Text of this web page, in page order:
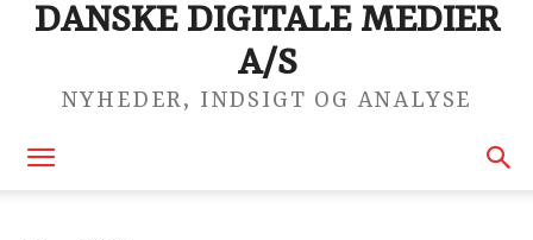
DANSKE DIGITALE MEDIER
A/S
NYHEDER, INDSIGT OG ANALYSE